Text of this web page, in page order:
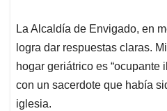
La Alcaldía de Envigado, en
logra dar respuestas claras.
hogar geriátrico es “ocupante
con un sacerdote que había
iglesia.